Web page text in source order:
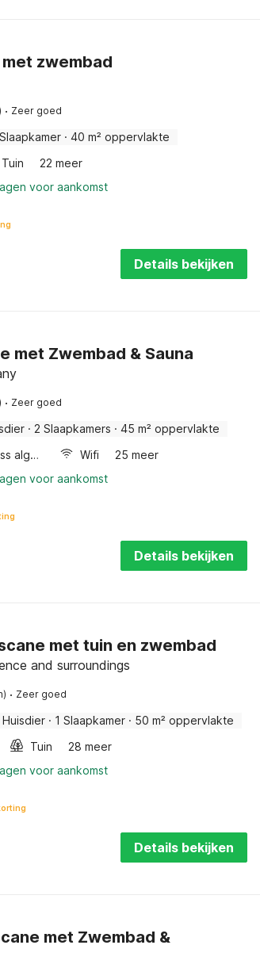
zwembad
· Zeer goed
· 40 m² oppervlakte
Tuin
22 meer
voor aankomst
Details bekijken
met Zwembad & Sauna
· Zeer goed
· 2 Slaapkamers · 45 m² oppervlakte
Wellness algemeen Wifi
25 meer
voor aankomst
Details bekijken
met tuin en zwembad
and surroundings
· Zeer goed
Huisdier · 1 Slaapkamer · 50 m² oppervlakte
Tuin
28 meer
voor aankomst
Details bekijken
met Zwembad &